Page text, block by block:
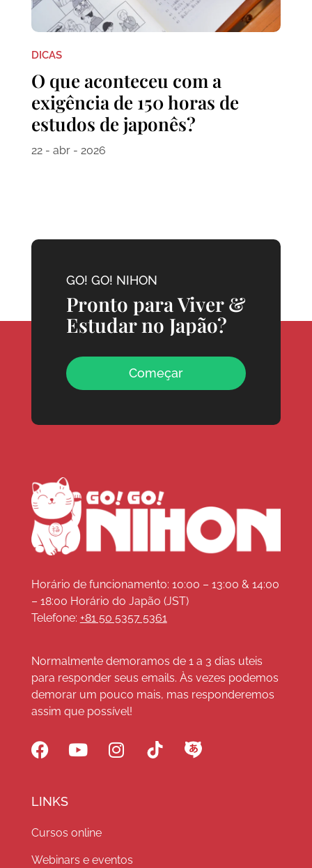
DICAS
O que aconteceu com a
exigência de 150 horas de
estudos de japonês?
22 - abr - 2026
GO! GO! NIHON
Pronto para Viver &
Estudar no Japão?
Começar
Horário de funcionamento: 10:00 – 13:00 & 14:00
– 18:00 Horário do Japão (JST)
Telefone: +81 50 5357 5361
Normalmente demoramos de 1 a 3 dias uteis
para responder seus emails. Às vezes podemos
demorar um pouco mais, mas responderemos
assim que possível!
LINKS
Cursos online
Webinars e eventos